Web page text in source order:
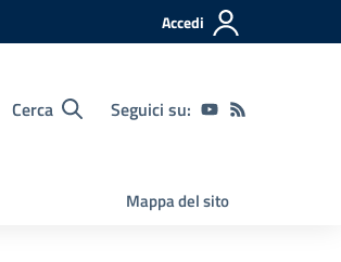
Accedi
Cerca Seguici su:
Mappa del sito